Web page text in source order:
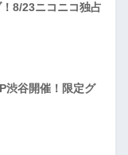
8/23ニコニコ独占
渋谷開催！限定グ